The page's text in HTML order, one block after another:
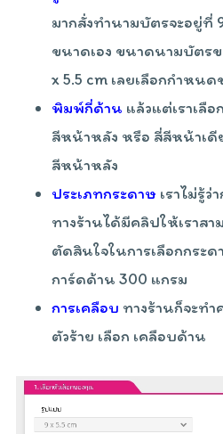
มากสั่งทำนามบัตรจะอยู่ที่
ขนาดเอง ขนาดนามบัตร
x 5.5 cm เลยเลือกกำหนด
พิมพ์กี่ด้าน แล้วแต่เราเลื
สีหน้าหลัง หรือ สี่สีหน้าเดี
สีหน้าหลัง
ประเภทกระดาษ เราไม่รู้
ทางร้านได้มีคลิปให้เราสา
ตัดสินใจในการเลือกกระ
การ์ดด้าน 300 แกรม
การเคลือบ ทางร้านก็จะท
ตัวร้าย เลือก เคลือบด้าน